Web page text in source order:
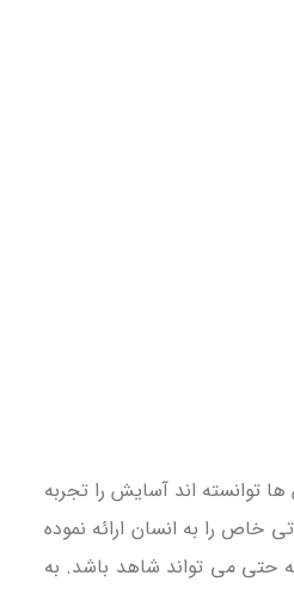
توانسته اند آسایش را تجربه
خاص را به انسان ارائه نموده
حتی می تواند شاهد باشد. به